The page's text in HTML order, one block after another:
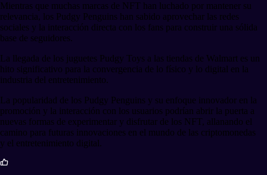
Mientras que muchas marcas de NFT han luchado por mantener su
relevancia, los Pudgy Penguins han sabido aprovechar las redes
sociales y la interacción directa con los fans para construir una sólida
base de seguidores.
La llegada de los juguetes Pudgy Toys a las tiendas de Walmart es un
hito significativo para la convergencia de lo físico y lo digital en la
industria del entretenimiento.
La popularidad de los Pudgy Penguins y su enfoque innovador en la
promoción y la interacción con los usuarios podrían abrir la puerta a
nuevas formas de experimentar y disfrutar de los NFT, allanando el
camino para futuras innovaciones en el mundo de las criptomonedas
y el entretenimiento digital.